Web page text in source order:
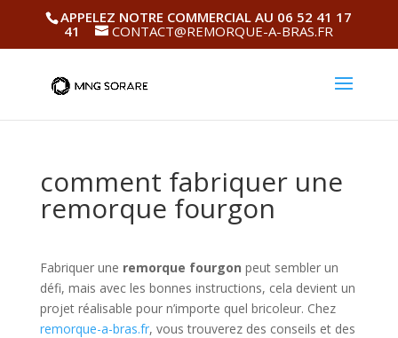
APPELEZ NOTRE COMMERCIAL AU 06 52 41 17
41
CONTACT@REMORQUE-A-BRAS.FR
comment fabriquer une
remorque fourgon
Fabriquer une remorque fourgon peut sembler un
défi, mais avec les bonnes instructions, cela devient un
projet réalisable pour n’importe quel bricoleur. Chez
remorque-a-bras.fr, vous trouverez des conseils et des